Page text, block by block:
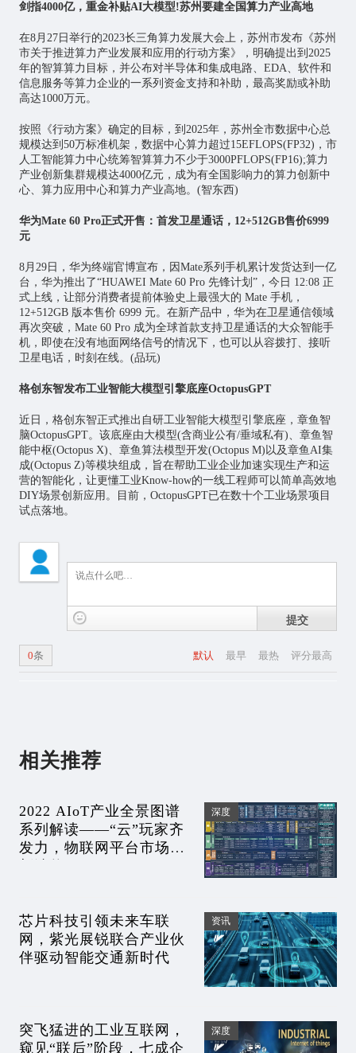
剑指4000亿，重金补贴AI大模型!苏州要建全国算力产业高地
在8月27日举行的2023长三角算力发展大会上，苏州市发布《苏州
市关于推进算力产业发展和应用的行动方案》，明确提出到2025
年的智算算力目标，并公布对半导体和集成电路、EDA、软件和
信息服务等算力企业的一系列资金支持和补助，最高奖励或补助
高达1000万元。
按照《行动方案》确定的目标，到2025年，苏州全市数据中心总
规模达到50万标准机架，数据中心算力超过15EFLOPS(FP32)，市
人工智能算力中心统筹智算算力不少于3000PFLOPS(FP16);算力
产业创新集群规模达4000亿元，成为有全国影响力的算力创新中
心、算力应用中心和算力产业高地。(智东西)
华为Mate 60 Pro正式开售：首发卫星通话，12+512GB售价6999
元
8月29日，华为终端官博宣布，因Mate系列手机累计发货达到一亿
台，华为推出了“HUAWEI Mate 60 Pro 先锋计划”，今日 12:08 正
式上线，让部分消费者提前体验史上最强大的 Mate 手机，
12+512GB 版本售价 6999 元。在新产品中，华为在卫星通信领域
再次突破，Mate 60 Pro 成为全球首款支持卫星通话的大众智能手
机，即使在没有地面网络信号的情况下，也可以从容拨打、接听
卫星电话，时刻在线。(品玩)
格创东智发布工业智能大模型引擎底座OctopusGPT
近日，格创东智正式推出自研工业智能大模型引擎底座，章鱼智
脑OctopusGPT。该底座由大模型(含商业公有/垂域私有)、章鱼智
能中枢(Octopus X)、章鱼算法模型开发(Octopus M)以及章鱼AI集
成(Octopus Z)等模块组成，旨在帮助工业企业加速实现生产和运
营的智能化，让更懂工业Know-how的一线工程师可以简单高效地
DIY场景创新应用。目前，OctopusGPT已在数十个工业场景项目
试点落地。
提交
默认 最早 最热 评分最高
0条
相关推荐
2022 AIoT产业全景图谱
系列解读——“云”玩家齐
发力，物联网平台市场重
深度
芯片科技引领未来车联
网，紫光展锐联合产业伙
伴驱动智能交通新时代
资讯
突飞猛进的工业互联网，
窥见“联后”阶段，七成企
深度